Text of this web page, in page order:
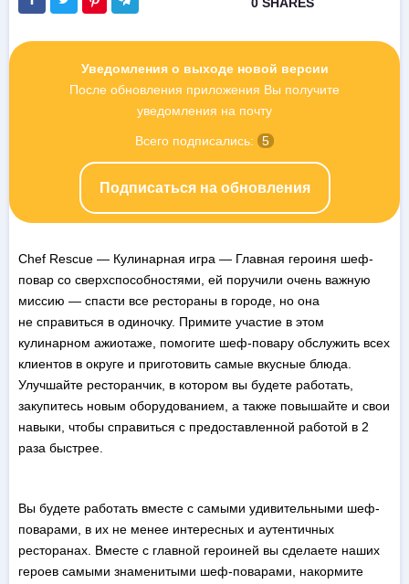
Уведомления о выходе новой версии
После обновления приложения Вы получите
уведомления на почту
Подписаться на обновления
Всего подписались: 5
Chef Rescue — Кулинарная игра — Главная героиня шеф-
повар со сверхспособностями, ей поручили очень важную
миссию — спасти все рестораны в городе, но она
не справиться в одиночку. Примите участие в этом
кулинарном ажиотаже, помогите шеф-повару обслужить всех
клиентов в округе и приготовить самые вкусные блюда.
Улучшайте ресторанчик, в котором вы будете работать,
закупитесь новым оборудованием, а также повышайте и свои
навыки, чтобы справиться с предоставленной работой в 2
раза быстрее.
Вы будете работать вместе с самыми удивительными шеф-
поварами, в их не менее интересных и аутентичных
ресторанах. Вместе с главной героиней вы сделаете наших
героев самыми знаменитыми шеф-поварами, накормите